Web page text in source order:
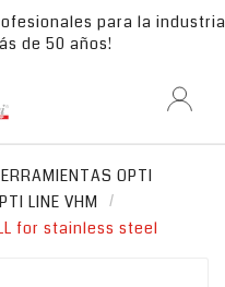
para la industria
de 50 años!
OPTI
LINE VHM
for stainless steel